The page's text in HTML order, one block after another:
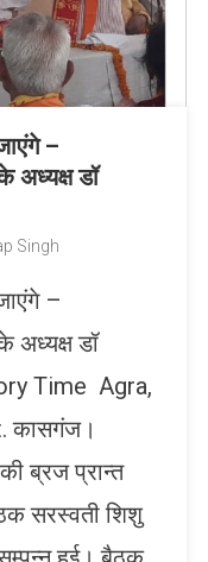
–
अध्यक्ष डॉ
Singh
–
अध्यक्ष डॉ
Time Agra,
कासगंज।
की ब्रज प्रान्त
सरस्वती शिशु